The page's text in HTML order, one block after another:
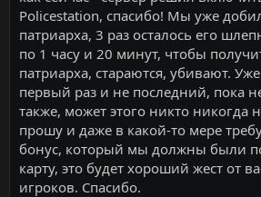
Policestation, спасибо! Мы уже
патриарха, 3 раз осталось его
по 1 часу и 20 минут, чтобы
патриарха, стараются, убивают.
первый раз и не последний, пока
также, может этого никто никогда
прошу и даже в какой-то мере
бонус, который мы должны были
карту, это будет хороший жест от
игроков. Спасибо.